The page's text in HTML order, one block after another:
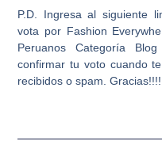
P.D. Ingresa al siguiente
vota por Fashion
Peruanos Categoría
confirmar tu voto cuando
recibidos o spam. Gracias!!!!